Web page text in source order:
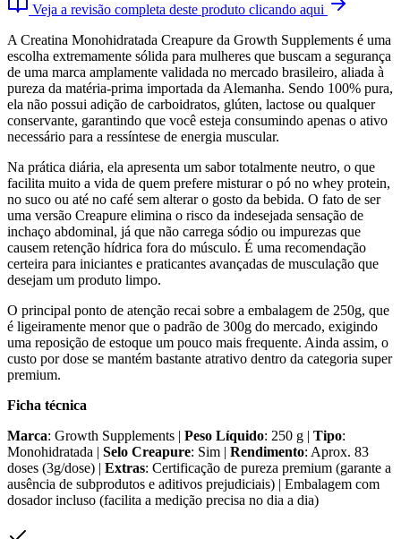
Veja a revisão completa deste produto clicando aqui
A Creatina Monohidratada Creapure da Growth Supplements é uma
escolha extremamente sólida para mulheres que buscam a segurança
de uma marca amplamente validada no mercado brasileiro, aliada à
pureza da matéria-prima importada da Alemanha. Sendo 100% pura,
ela não possui adição de carboidratos, glúten, lactose ou qualquer
conservante, garantindo que você esteja consumindo apenas o ativo
necessário para a ressíntese de energia muscular.
Na prática diária, ela apresenta um sabor totalmente neutro, o que
facilita muito a vida de quem prefere misturar o pó no whey protein,
no suco ou até no café sem alterar o gosto da bebida. O fato de ser
uma versão Creapure elimina o risco da indesejada sensação de
inchaço abdominal, já que não carrega sódio ou impurezas que
causem retenção hídrica fora do músculo. É uma recomendação
certeira para iniciantes e praticantes avançadas de musculação que
desejam um produto limpo.
O principal ponto de atenção recai sobre a embalagem de 250g, que
é ligeiramente menor que o padrão de 300g do mercado, exigindo
uma reposição de estoque um pouco mais frequente. Ainda assim, o
custo por dose se mantém bastante atrativo dentro da categoria super
premium.
Ficha técnica
Marca: Growth Supplements | Peso Líquido: 250 g | Tipo:
Monohidratada | Selo Creapure: Sim | Rendimento: Aprox. 83
doses (3g/dose) | Extras: Certificação de pureza premium (garante a
ausência de subprodutos e aditivos prejudiciais) | Embalagem com
dosador incluso (facilita a medição precisa no dia a dia)